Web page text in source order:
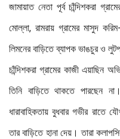
জামায়াত নেতা পূর্ব চাঁন্দিশকরা
মোল্লা, রামরায় গ্রামের মাসুদ
লিমনের বাড়িতে ব্যাপক ভাঙচুর ও
চাঁন্দিশকরা গ্রামের কাজী এয়াছিন
তিনি বাড়িতে থাকতে পারছেন
ধারাবাহিকতায় বুধবার গভীর রাতে
তার বাড়িতে হানা দেয়। তারা